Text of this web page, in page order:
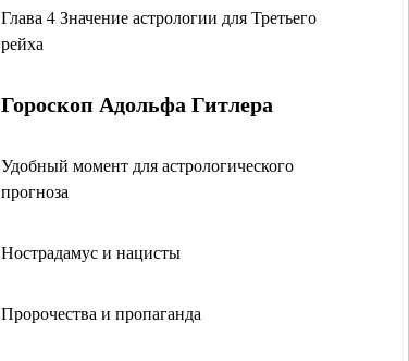
Глава 4 Значение астрологии для Третьего
рейха
Гороскоп Адольфа Гитлера
Удобный момент для астрологического
прогноза
Нострадамус и нацисты
Пророчества и пропаганда